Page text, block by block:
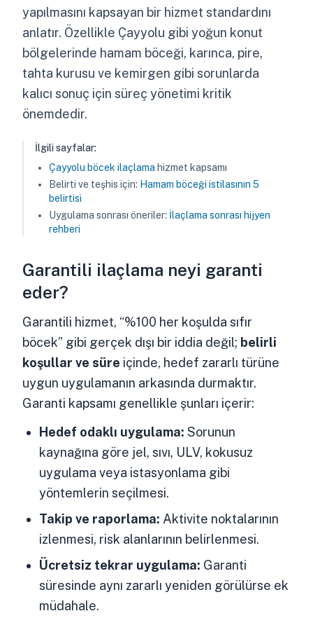
yapılmasını kapsayan bir hizmet standardını
anlatır. Özellikle Çayyolu gibi yoğun konut
bölgelerinde hamam böceği, karınca, pire,
tahta kurusu ve kemirgen gibi sorunlarda
kalıcı sonuç için süreç yönetimi kritik
önemdedir.
İlgili sayfalar:
Çayyolu böcek ilaçlama hizmet kapsamı
Belirti ve teşhis için: Hamam böceği istilasının 5
belirtisi
Uygulama sonrası öneriler: İlaçlama sonrası hijyen
rehberi
Garantili ilaçlama neyi garanti
eder?
Garantili hizmet, “%100 her koşulda sıfır
böcek” gibi gerçek dışı bir iddia değil; belirli
koşullar ve süre içinde, hedef zararlı türüne
uygun uygulamanın arkasında durmaktır.
Garanti kapsamı genellikle şunları içerir:
Hedef odaklı uygulama: Sorunun
kaynağına göre jel, sıvı, ULV, kokusuz
uygulama veya istasyonlama gibi
yöntemlerin seçilmesi.
Takip ve raporlama: Aktivite noktalarının
izlenmesi, risk alanlarının belirlenmesi.
Ücretsiz tekrar uygulama: Garanti
süresinde aynı zararlı yeniden görülürse ek
müdahale.